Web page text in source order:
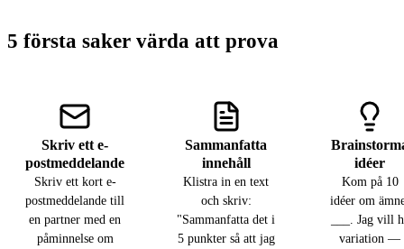
5 första saker värda att prova
Skriv ett e-
postmeddelande
Skriv ett kort e-
postmeddelande till
en partner med en
påminnelse om
Sammanfatta
innehåll
Klistra in en text
och skriv:
"Sammanfatta det i
5 punkter så att jag
idéer
Kom på 10
idéer om
___. Jag vill
variation —